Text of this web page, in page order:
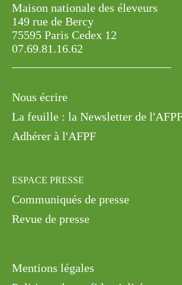
Maison nationale des éleveurs
149 rue de Bercy
75595 Paris Cedex 12
07.69.81.16.62
Nous écrire
La feuille : la Newsletter de l'AFPF
Adhérer à l'AFPF
ESPACE PRESSE
Communiqués de presse
Revue de presse
Mentions légales